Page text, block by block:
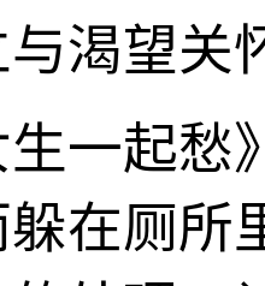
渴望关
一起愁
在厕所